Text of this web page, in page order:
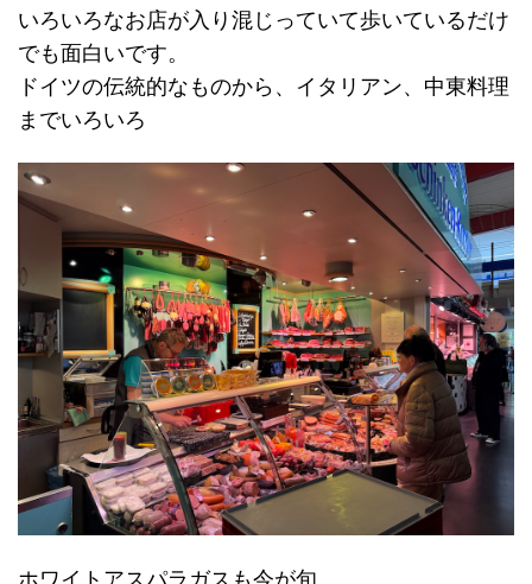
いろいろなお店が入り混じっていて歩いているだけ
でも面白いです。
ドイツの伝統的なものから、イタリアン、中東料理
までいろいろ
ホワイトアスパラガスも今が旬